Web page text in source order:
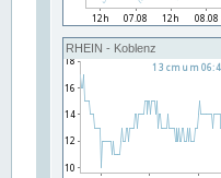
RHEIN - Koblenz